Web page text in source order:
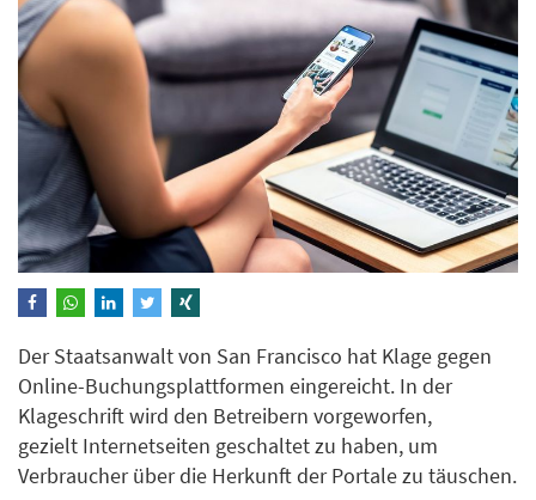
Der Staatsanwalt von San Francisco hat Klage gegen
Online-Buchungsplattformen eingereicht. In der
Klageschrift wird den Betreibern vorgeworfen,
gezielt Internetseiten geschaltet zu haben, um
Verbraucher über die Herkunft der Portale zu täuschen.